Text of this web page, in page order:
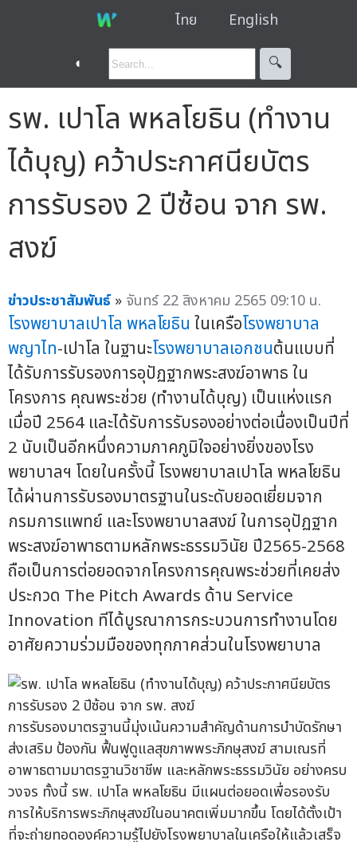
ไทย English
◐ 🔍︎
รพ. เปาโล พหลโยธิน (ทำงาน
ได้บุญ) คว้าประกาศนียบัตร
การรับรอง 2 ปีซ้อน จาก รพ.
สงฆ์
ข่าวประชาสัมพันธ์ » จันทร์ 22 สิงหาคม 2565 09:10 น.
โรงพยาบาลเปาโล พหลโยธิน ในเครือโรงพยาบาล
พญาไท-เปาโล ในฐานะโรงพยาบาลเอกชนต้นแบบที่
ได้รับการรับรองการอุปัฏฐากพระสงฆ์อาพาธ ใน
โครงการ คุณพระช่วย (ทำงานได้บุญ) เป็นแห่งแรก
เมื่อปี 2564 และได้รับการรับรองอย่างต่อเนื่องเป็นปีที่
2 นับเป็นอีกหนึ่งความภาคภูมิใจอย่างยิ่งของโรง
พยาบาลฯ โดยในครั้งนี้ โรงพยาบาลเปาโล พหลโยธิน
ได้ผ่านการรับรองมาตรฐานในระดับยอดเยี่ยมจาก
กรมการแพทย์ และโรงพยาบาลสงฆ์ ในการอุปัฏฐาก
พระสงฆ์อาพาธตามหลักพระธรรมวินัย ปี2565-2568
ถือเป็นการต่อยอดจากโครงการคุณพระช่วยที่เคยส่ง
ประกวด The Pitch Awards ด้าน Service
Innovation ทีได้บูรณาการกระบวนการทำงานโดย
อาศัยความร่วมมือของทุกภาคส่วนในโรงพยาบาล
การรับรองมาตรฐานนี้มุ่งเน้นความสำคัญด้านการบำบัดรักษา
ส่งเสริม ป้องกัน ฟื้นฟูดูแลสุขภาพพระภิกษุสงฆ์ สามเณรที่
อาพาธตามมาตรฐานวิชาชีพ และหลักพระธรรมวินัย อย่างครบ
วงจร ทั้งนี้ รพ. เปาโล พหลโยธิน มีแผนต่อยอดเพื่อรองรับ
การให้บริการพระภิกษุสงฆ์ในอนาคตเพิ่มมากขึ้น โดยได้ตั้งเป้า
ที่จะถ่ายทอดองค์ความรู้ไปยังโรงพยาบาลในเครือให้แล้วเสร็จ